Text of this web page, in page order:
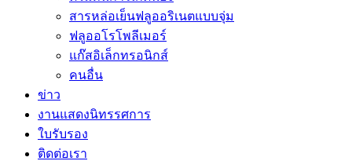
สารหล่อเย็นฟลูออริเนตแบบจุ่ม
ฟลูออโรโพลีเมอร์
แก๊สอิเล็กทรอนิกส์
คนอื่น
ข่าว
งานแสดงนิทรรศการ
ใบรับรอง
ติดต่อเรา